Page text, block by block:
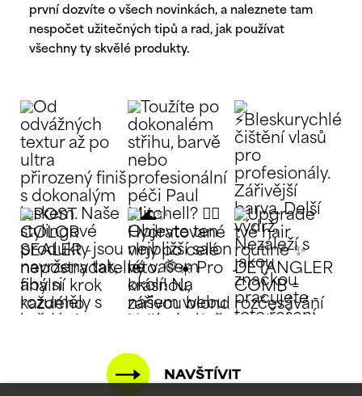
první dozvíte o všech novinkách, a naleznete tam
nespočet užitečných tipů a rad, jak používat
všechny ty skvělé produkty.
NAVŠTÍVIT